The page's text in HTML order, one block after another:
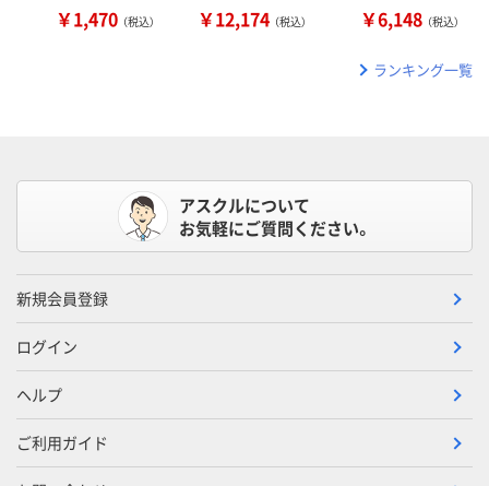
￥1,470 （税込） ￥12,174 （税込） ￥6,148 （税込）
ランキング一覧
アスクルについて
お気軽にご質問ください。
新規会員登録
ログイン
ヘルプ
ご利用ガイド